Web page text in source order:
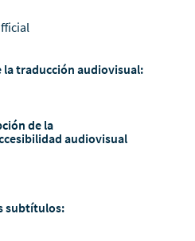
la traducción audiovisual:
de la
audiovisual
subtítulos: